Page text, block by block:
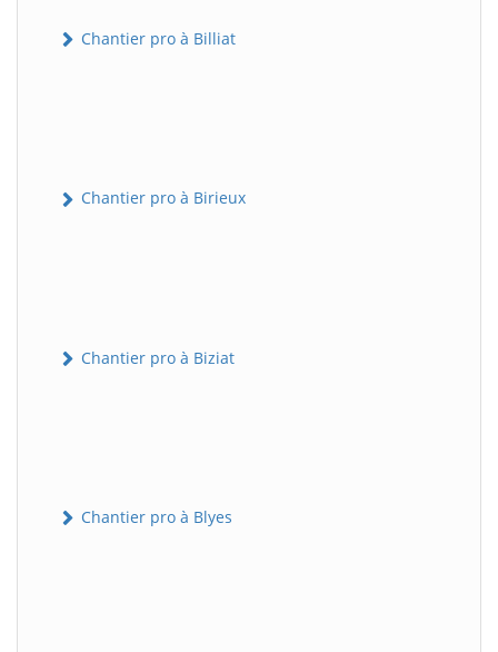
Chantier pro à Billiat
Chantier pro à Birieux
Chantier pro à Biziat
Chantier pro à Blyes